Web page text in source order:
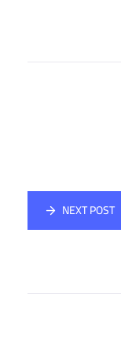
NEXT POST